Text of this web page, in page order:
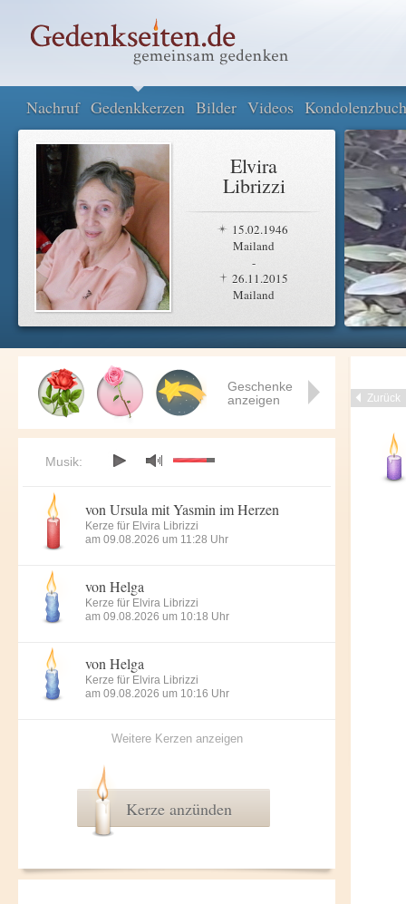
Nachruf Gedenkkerzen Bilder Videos Kondolenzbuch
Elvira
Librizzi
15.02.1946
Mailand
-
26.11.2015
Mailand
Zurück
Geschenke
anzeigen
Musik:
von Ursula mit Yasmin im Herzen
Kerze für Elvira Librizzi
am 09.08.2026 um 11:28 Uhr
von Helga
Kerze für Elvira Librizzi
am 09.08.2026 um 10:18 Uhr
von Helga
Kerze für Elvira Librizzi
am 09.08.2026 um 10:16 Uhr
Weitere Kerzen anzeigen
Kerze anzünden